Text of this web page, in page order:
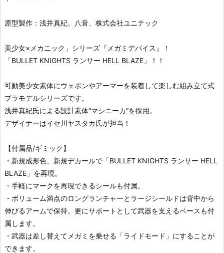
原型製作：浅井真紀、八音、株式会社ユニテック
美少女×メカニック」シリーズ『メガミデバイス』！
「BULLET KNIGHTS ランサー HELL BLAZE」！！
可動美少女素体にウェポンやアーマーを装着して楽しむ組み立て式
プラモデルシリーズです。
浅井真紀氏による設計素体“マシニーカ”を採用。
デザイナーはイセ川ヤスタカ氏が担当！
【付属品/ギミック】
・新規成形色、新規デカールで「BULLET KNIGHTS ランサー HELL
BLAZE」を再現。
・手軽にマークを再現できるシールも付属。
・ボリューム満点のロングランチャーとラージシールドは背中から
伸びるアームで保持。更にサポートとして武器を支えるベースも付
属します。
・武器は差し替えてメガミを乗せる「ライドモード」にすることが
できます。